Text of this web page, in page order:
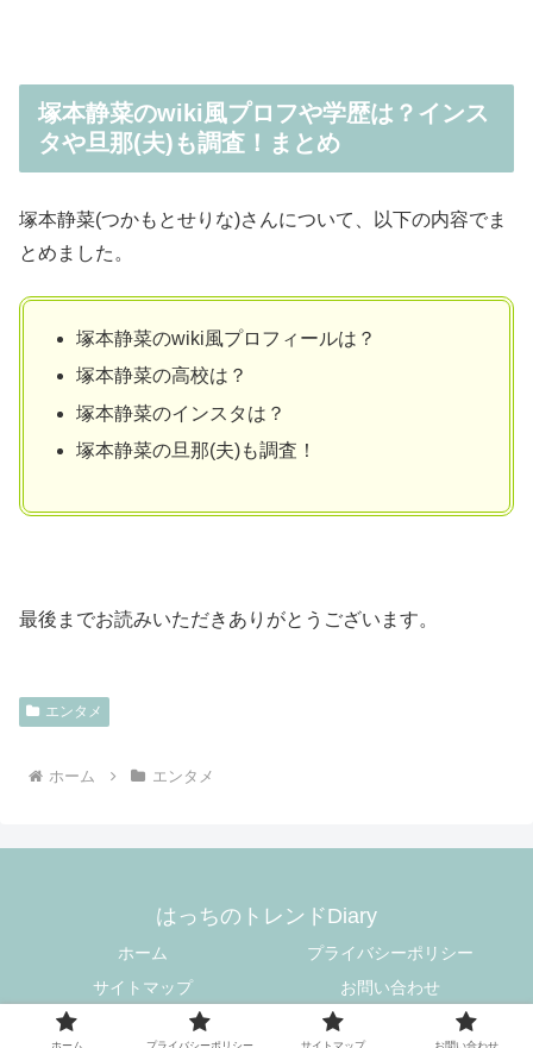
塚本静菜のwiki風プロフや学歴は？インス
タや旦那(夫)も調査！まとめ
塚本静菜(つかもとせりな)さんについて、以下の内容でま
とめました。
塚本静菜のwiki風プロフィールは？
塚本静菜の高校は？
塚本静菜のインスタは？
塚本静菜の旦那(夫)も調査！
最後までお読みいただきありがとうございます。
エンタメ
ホーム エンタメ
はっちのトレンドDiary
ホーム
プライバシーポリシー
サイトマップ
お問い合わせ
© 2020 はっちのトレンドDiary.
ホーム プライバシーポリシー サイトマップ お問い合わせ